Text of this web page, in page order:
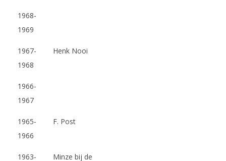
1968-
1969
1967-
1968
Henk Nooi
1966-
1967
1965-
1966
F. Post
1963-
Minze bij de